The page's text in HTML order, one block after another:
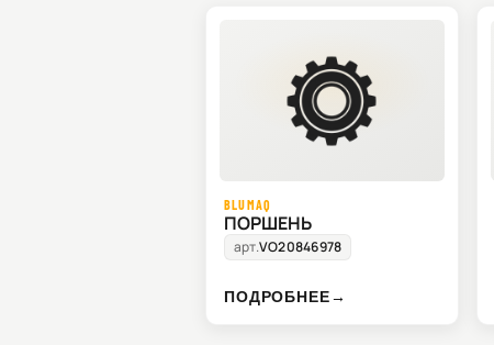
BLUMAQ
ПОРШЕНЬ
арт.VO20846978
ПОДРОБНЕЕ→